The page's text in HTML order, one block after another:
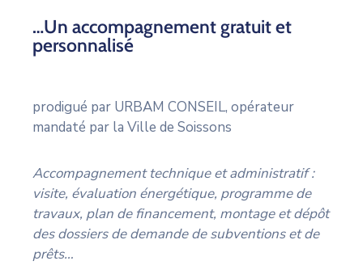
…Un accompagnement gratuit et
personnalisé
prodigué par URBAM CONSEIL, opérateur
mandaté par la Ville de Soissons
Accompagnement technique et administratif :
visite, évaluation énergétique, programme de
travaux, plan de financement, montage et dépôt
des dossiers de demande de subventions et de
prêts…